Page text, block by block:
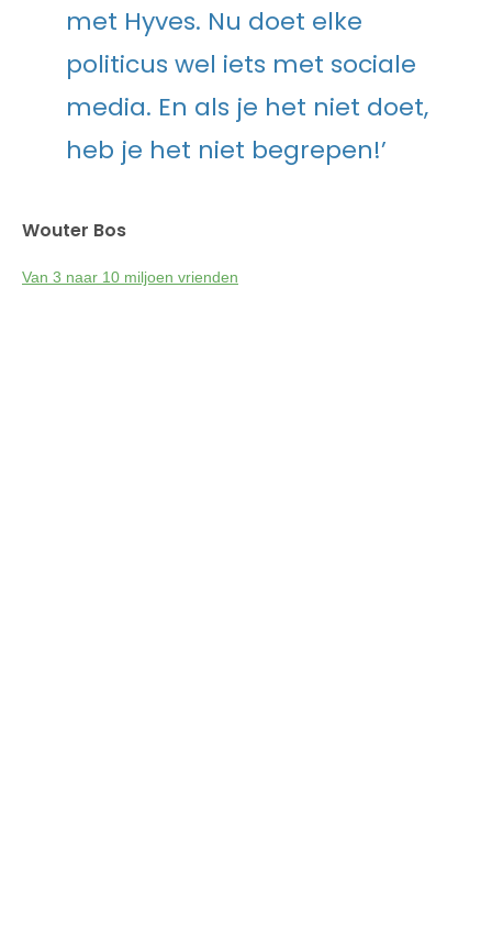
met Hyves. Nu doet elke
politicus wel iets met sociale
media. En als je het niet doet,
heb je het niet begrepen!’
Wouter Bos
Van 3 naar 10 miljoen vrienden